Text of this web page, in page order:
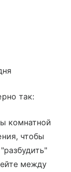
так:
комнатной
чтобы
между